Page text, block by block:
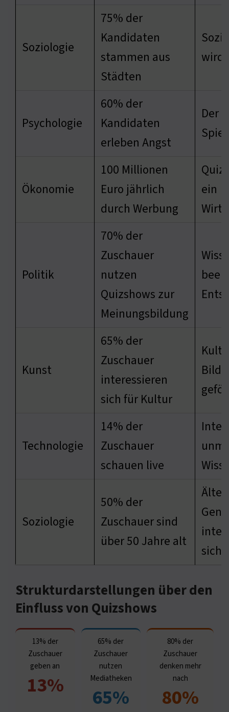
Soziologie
75% der
Kandidaten
stammen aus
Städten
wird
Psychologie
60% der
Kandidaten
erleben Angst
Der
Ökonomie
100 Millionen
Euro jährlich
durch Werbung
ein
Politik
70% der
Zuschauer
nutzen
Quizshows zur
Meinungsbildung
Kunst
65% der
Zuschauer
interessieren
sich für Kultur
Technologie
14% der
Zuschauer
schauen live
Soziologie
50% der
Zuschauer sind
über 50 Jahre alt
sich
Strukturdarstellungen über den
Einfluss von Quizshows
13% der
Zuschauer
geben an
13%
65% der
Zuschauer
nutzen
Mediatheken
65%
80% der
Zuschauer
denken mehr
nach
80%